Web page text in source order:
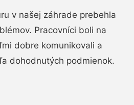
v našej záhrade prebehla
Pracovníci boli na
dobre komunikovali a
dohodnutých podmienok.